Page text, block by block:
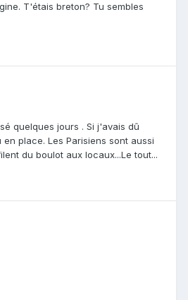
T'étais breton? Tu sembles
quelques jours . Si j'avais dû
place. Les Parisiens sont aussi
du boulot aux locaux...Le tout...